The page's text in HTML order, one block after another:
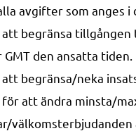
avgifter som anges
begränsa tillgången
den ansatta tiden.
begränsa/neka
att ändra minsta/